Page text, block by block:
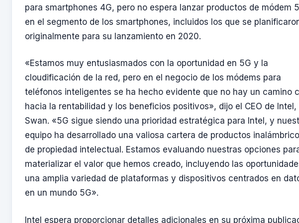
para smartphones 4G, pero no espera lanzar productos de módem
en el segmento de los smartphones, incluidos los que se
originalmente para su lanzamiento en 2020.
«Estamos muy entusiasmados con la oportunidad en 5G y la
cloudificación de la red, pero en el negocio de los módems para
teléfonos inteligentes se ha hecho evidente que no hay un camino
hacia la rentabilidad y los beneficios positivos», dijo el CEO de Intel,
Swan. «5G sigue siendo una prioridad estratégica para Intel, y
equipo ha desarrollado una valiosa cartera de productos
de propiedad intelectual. Estamos evaluando nuestras opciones
materializar el valor que hemos creado, incluyendo las
una amplia variedad de plataformas y dispositivos centrados en
en un mundo 5G».
Intel espera proporcionar detalles adicionales en su próxima